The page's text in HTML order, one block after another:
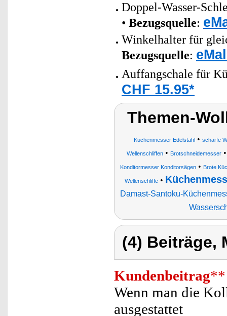
Doppel-Wasser-
• Bezugsquelle:
Winkelhalter für
Bezugsquelle:
Auffangschale für
CHF 15.95*
Themen-
Küchenmesser Edelstahl• scharfe
Wellenschliffen• Brotschneidemesser
Konditormesser Konditorsägen• Brote
Wellenschliffe•
Damast-Santoku-
(4) Beiträge,
Kundenbeitrag**
Wenn man die
ausgestattet